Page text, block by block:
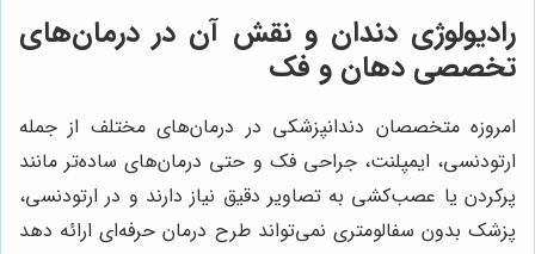
رادیولوژی دندان و نقش آن در درمان‌های
تخصصی دهان و فک
امروزه متخصصان دندانپزشکی در درمان‌های مختلف از جمله
ارتودنسی، ایمپلنت، جراحی فک و حتی درمان‌های ساده‌تر مانند
پرکردن یا عصب‌کشی به تصاویر دقیق نیاز دارند و در ارتودنسی،
پزشک بدون سفالومتری نمی‌تواند طرح درمان حرفه‌ای ارائه دهد